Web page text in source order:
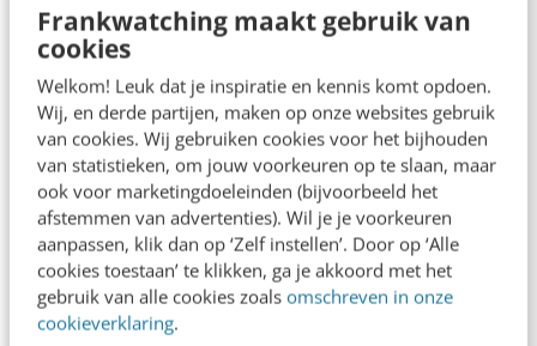
Frankwatching maakt gebruik van
cookies
Welkom! Leuk dat je inspiratie en kennis komt opdoen.
Wij, en derde partijen, maken op onze websites gebruik
van cookies. Wij gebruiken cookies voor het bijhouden
van statistieken, om jouw voorkeuren op te slaan, maar
ook voor marketingdoeleinden (bijvoorbeeld het
afstemmen van advertenties). Wil je je voorkeuren
aanpassen, klik dan op ‘Zelf instellen’. Door op ‘Alle
cookies toestaan’ te klikken, ga je akkoord met het
gebruik van alle cookies zoals omschreven in onze
cookieverklaring.
Frankwatching
Adverteren
Contact
Nieuwsbrieven
Over ons
Ons team
Werken bij
Whitepapers